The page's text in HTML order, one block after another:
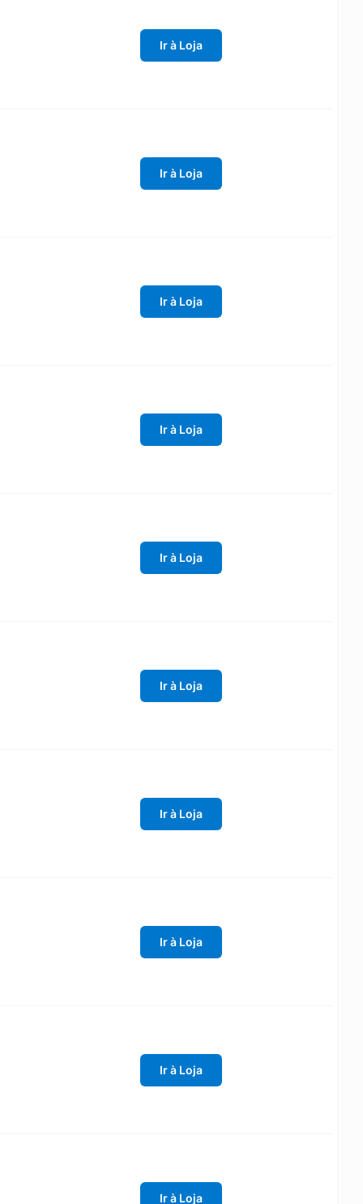
Ir à Loja
Ir à Loja
Ir à Loja
Ir à Loja
Ir à Loja
Ir à Loja
Ir à Loja
Ir à Loja
Ir à Loja
Ir à Loja